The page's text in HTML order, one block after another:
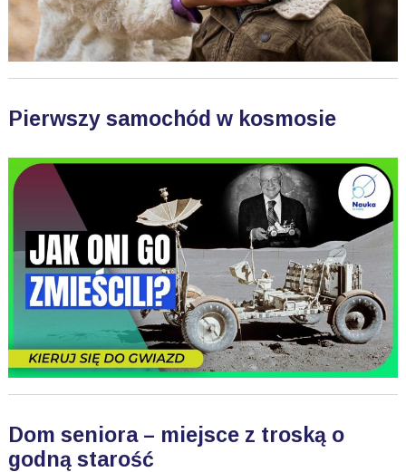
Pierwszy samochód w kosmosie
Dom seniora – miejsce z troską o
godną starość